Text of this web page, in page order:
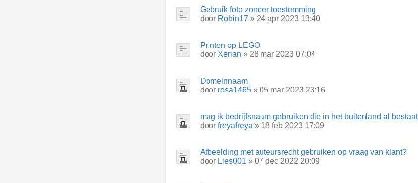
Gebruik foto zonder toestemming
door Robin17 » 24 apr 2023 13:40
Printen op LEGO
door Xerian » 28 mar 2023 07:04
Domeinnaam
door rosa1465 » 05 mar 2023 23:16
mag ik bedrijfsnaam gebruiken die in het buitenland al bestaat
door freyafreya » 18 feb 2023 17:09
Afbeelding met auteursrecht gebruiken op vraag van klant?
door Lies001 » 07 dec 2022 20:09